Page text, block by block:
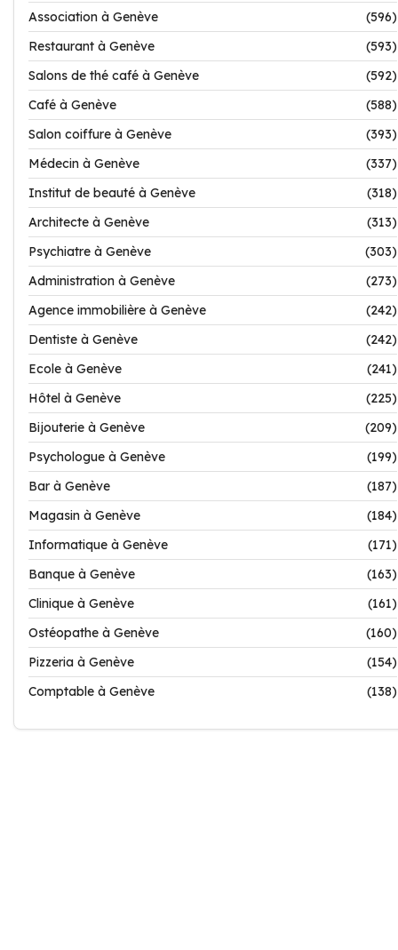
Association à Genève
(596)
Restaurant à Genève
(593)
Salons de thé café à Genève
(592)
Café à Genève
(588)
Salon coiffure à Genève
(393)
Médecin à Genève
(337)
Institut de beauté à Genève
(318)
Architecte à Genève
(313)
Psychiatre à Genève
(303)
Administration à Genève
(273)
Agence immobilière à Genève
(242)
Dentiste à Genève
(242)
Ecole à Genève
(241)
Hôtel à Genève
(225)
Bijouterie à Genève
(209)
Psychologue à Genève
(199)
Bar à Genève
(187)
Magasin à Genève
(184)
Informatique à Genève
(171)
Banque à Genève
(163)
Clinique à Genève
(161)
Ostéopathe à Genève
(160)
Pizzeria à Genève
(154)
Comptable à Genève
(138)